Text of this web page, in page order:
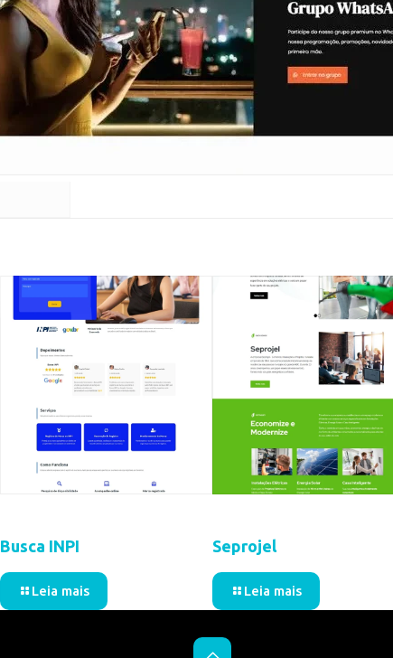
Busca INPI
Leia mais
Seprojel
Leia mais